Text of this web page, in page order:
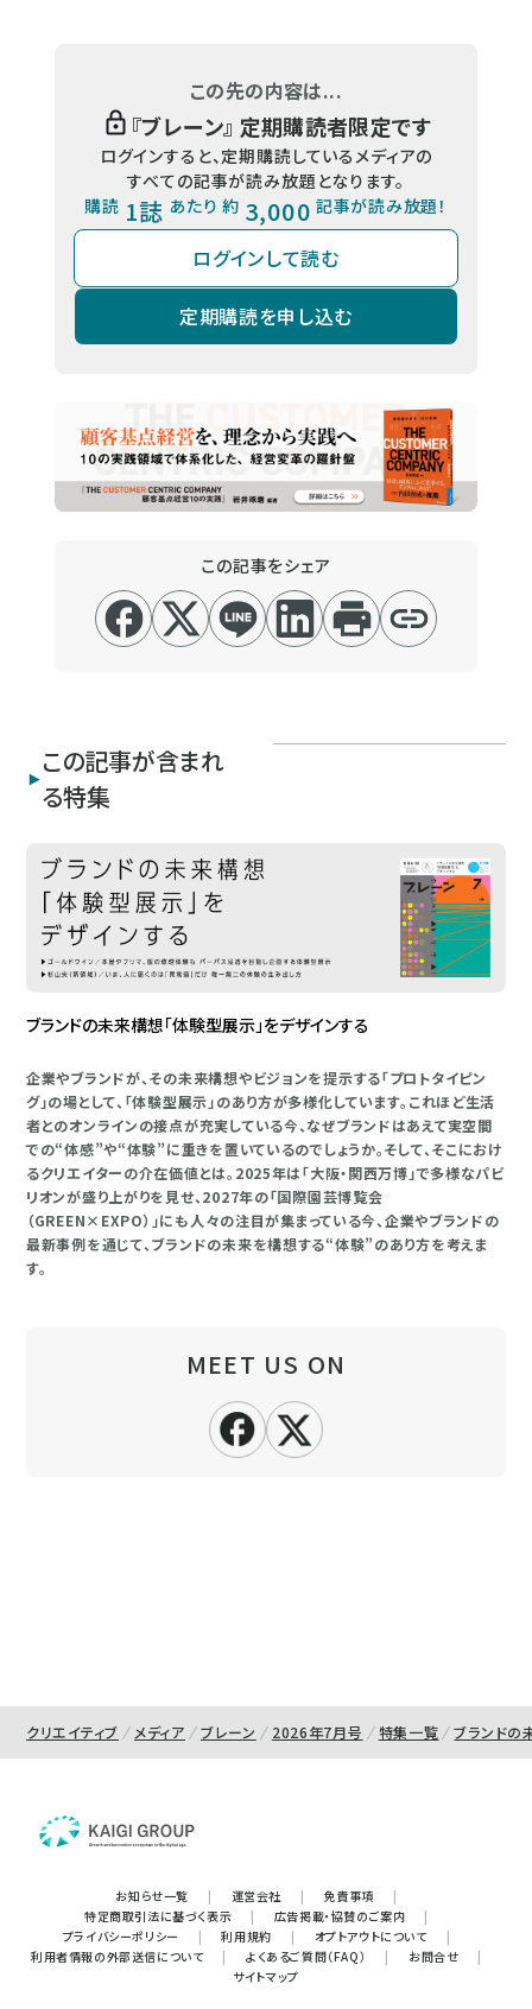
この先の内容は...
『ブレーン』 定期購読者限定です
ログインすると、定期購読しているメディアの
すべての記事が読み放題となります。
購読 1誌 あたり 約 3,000 記事が読み放題！
ログインして読む
定期購読を申し込む
この記事をシェア
この記事が含まれ
る特集
ブランドの未来構想「体験型展示」をデザインする
企業やブランドが、その未来構想やビジョンを提示する「プロトタイピン
グ」の場として、「体験型展示」のあり方が多様化しています。これほど生活
者とのオンラインの接点が充実している今、なぜブランドはあえて実空間
での“体感”や“体験”に重きを置いているのでしょうか。そして、そこにおけ
るクリエイターの介在価値とは。2025年は「大阪・関西万博」で多様なパビ
リオンが盛り上がりを見せ、2027年の「国際園芸博覧会
（GREEN×EXPO）」にも人々の注目が集まっている今、企業やブランドの
最新事例を通じて、ブランドの未来を構想する“体験”のあり方を考えま
す。
MEET US ON
クリエイティブ メディア ブレーン 2026年7月号 特集一覧 ブランドの
お知らせ一覧 | 運営会社 | 免責事項
|
特定商取引法に基づく表示
| 広告掲載・協賛のご案内
|
プライバシーポリシー
| 利用規約 | オプトアウトについて
|
利用者情報の外部送信について
| よくあるご質問（FAQ） | お問合せ
|
サイトマップ